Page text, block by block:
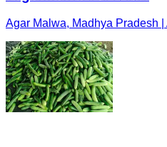
Agar Malwa, Madhya Pradesh |